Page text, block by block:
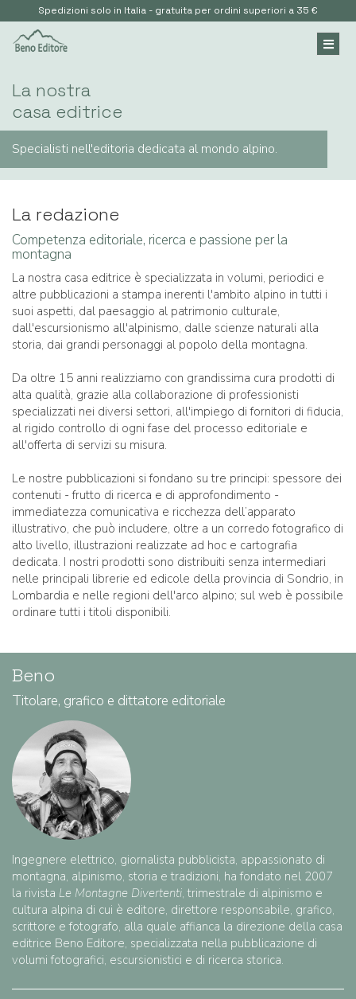
Spedizioni solo in Italia - gratuita per ordini superiori a 35 €
La nostra
casa editrice
Specialisti nell'editoria dedicata al mondo alpino.
La redazione
Competenza editoriale, ricerca e passione per la
montagna
La nostra casa editrice è specializzata in volumi, periodici e
altre pubblicazioni a stampa inerenti l'ambito alpino in tutti i
suoi aspetti, dal paesaggio al patrimonio culturale,
dall'escursionismo all'alpinismo, dalle scienze naturali alla
storia, dai grandi personaggi al popolo della montagna.
Da oltre 15 anni realizziamo con grandissima cura prodotti di
alta qualità, grazie alla collaborazione di professionisti
specializzati nei diversi settori, all'impiego di fornitori di fiducia,
al rigido controllo di ogni fase del processo editoriale e
all'offerta di servizi su misura.
Le nostre pubblicazioni si fondano su tre principi: spessore dei
contenuti - frutto di ricerca e di approfondimento -
immediatezza comunicativa e ricchezza dell’apparato
illustrativo, che può includere, oltre a un corredo fotografico di
alto livello, illustrazioni realizzate ad hoc e cartografia
dedicata. I nostri prodotti sono distribuiti senza intermediari
nelle principali librerie ed edicole della provincia di Sondrio, in
Lombardia e nelle regioni dell'arco alpino; sul web è possibile
ordinare tutti i titoli disponibili.
Beno
Titolare, grafico e dittatore editoriale
Ingegnere elettrico, giornalista pubblicista, appassionato di
montagna, alpinismo, storia e tradizioni, ha fondato nel 2007
la rivista Le Montagne Divertenti, trimestrale di alpinismo e
cultura alpina di cui è editore, direttore responsabile, grafico,
scrittore e fotografo, alla quale affianca la direzione della casa
editrice Beno Editore, specializzata nella pubblicazione di
volumi fotografici, escursionistici e di ricerca storica.